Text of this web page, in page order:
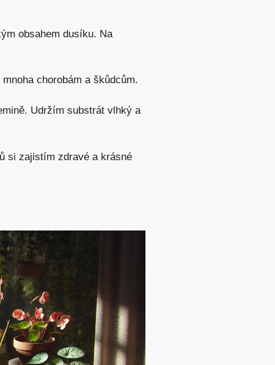
obsahem dusíku. Na
chorobám a škůdcům.
Udržím substrát vlhký a
si zajistím zdravé a krásné